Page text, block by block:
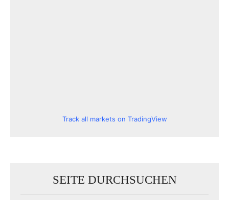
Track all markets on TradingView
SEITE DURCHSUCHEN